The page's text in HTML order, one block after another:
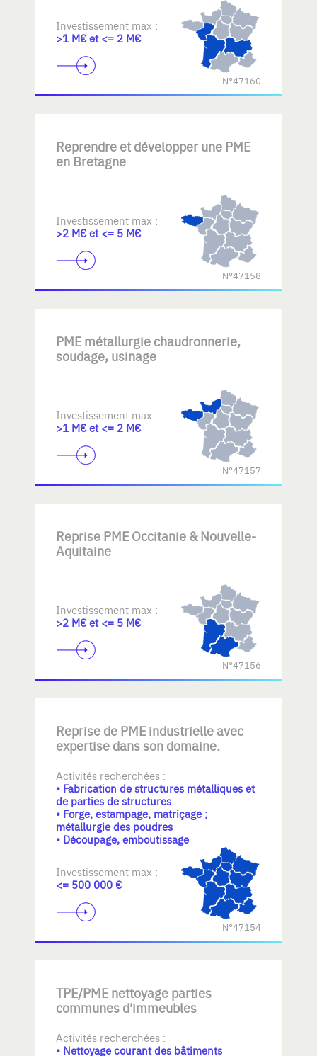
Investissement max :
>1 M€ et <= 2 M€
N°47160
Reprendre et développer une PME
en Bretagne
Investissement max :
>2 M€ et <= 5 M€
N°47158
PME métallurgie chaudronnerie,
soudage, usinage
Investissement max :
>1 M€ et <= 2 M€
N°47157
Reprise PME Occitanie & Nouvelle-
Aquitaine
Investissement max :
>2 M€ et <= 5 M€
N°47156
Reprise de PME industrielle avec
expertise dans son domaine.
Activités recherchées :
• Fabrication de structures métalliques et
de parties de structures
• Forge, estampage, matriçage ;
métallurgie des poudres
• Découpage, emboutissage
Investissement max :
<= 500 000 €
N°47154
TPE/PME nettoyage parties
communes d'immeubles
Activités recherchées :
• Nettoyage courant des bâtiments